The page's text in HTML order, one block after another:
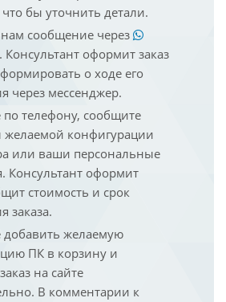
бы уточнить детали.
сообщение через
. Консультант оформит заказ
о ходе его
через мессенджер.
по телефону, сообщите
желаемой конфигурации
или ваши персональные
Консультант оформит
стоимость и срок
заказа.
желаемую
ПК в корзину и
на сайте
В комментарии к